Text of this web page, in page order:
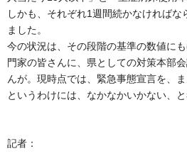
しかも、それぞれ1週間続かなければ
ました。
今の状況は、その段階の基準の数値に
門家の皆さんに、県としての対策本部
んが。現時点では、緊急事態宣言を、
というわけには、なかなかいかない、と
記者：